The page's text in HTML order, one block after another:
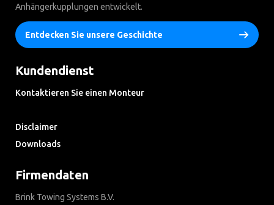
Anhängerkupplungen entwickelt.
Entdecken Sie unsere Geschichte
Kundendienst
Kontaktieren Sie einen Monteur
Disclaimer
Downloads
Firmendaten
Brink Towing Systems B.V.